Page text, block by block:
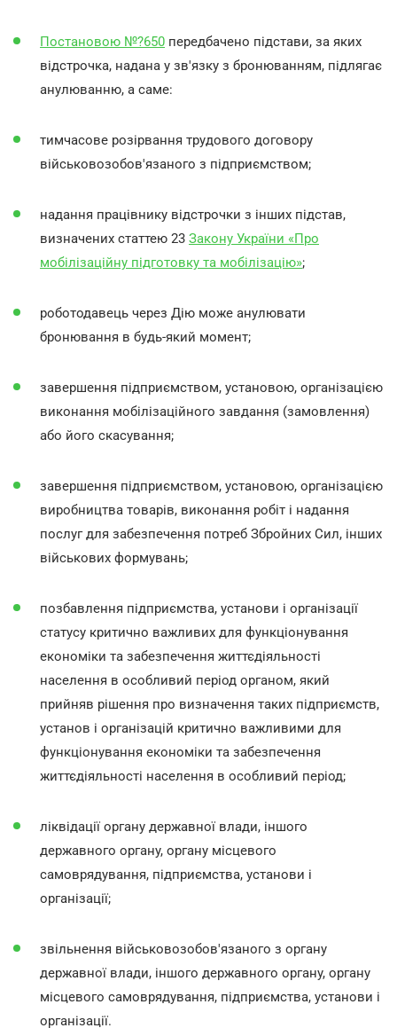
Постановою №?650 передбачено підстави, за яких
відстрочка, надана у зв'язку з бронюванням, підлягає
анулюванню, а саме:
тимчасове розірвання трудового договору
військовозобов'язаного з підприємством;
надання працівнику відстрочки з інших підстав,
визначених статтею 23 Закону України «Про
мобілізаційну підготовку та мобілізацію»;
роботодавець через Дію може анулювати
бронювання в будь-який момент;
завершення підприємством, установою, організацією
виконання мобілізаційного завдання (замовлення)
або його скасування;
завершення підприємством, установою, організацією
виробництва товарів, виконання робіт і надання
послуг для забезпечення потреб Збройних Сил, інших
військових формувань;
позбавлення підприємства, установи і організації
статусу критично важливих для функціонування
економіки та забезпечення життєдіяльності
населення в особливий період органом, який
прийняв рішення про визначення таких підприємств,
установ і організацій критично важливими для
функціонування економіки та забезпечення
життєдіяльності населення в особливий період;
ліквідації органу державної влади, іншого
державного органу, органу місцевого
самоврядування, підприємства, установи і
організації;
звільнення військовозобов'язаного з органу
державної влади, іншого державного органу, органу
місцевого самоврядування, підприємства, установи і
організації.